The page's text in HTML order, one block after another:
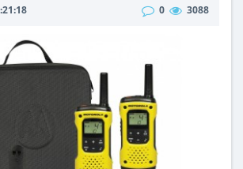
для использования как на
обеспечивает эффективное поле
не имеет встроенного
так ч..
0 3088